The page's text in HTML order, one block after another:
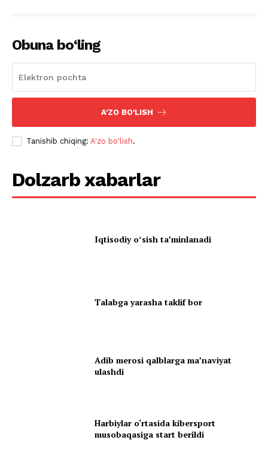
Obuna bo‘ling
A'ZO BO'LISH
Tanishib chiqing: A'zo bo'lish.
Dolzarb xabarlar
Iqtisodiy oʻsish taʼminlanadi
Talabga yarasha taklif bor
Adib merosi qalblarga maʼnaviyat
ulashdi
Harbiylar o‘rtasida kibersport
musobaqasiga start berildi